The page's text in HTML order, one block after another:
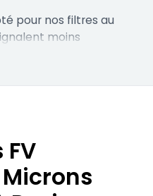
pour nos filtres au
moins
dans les concentrés